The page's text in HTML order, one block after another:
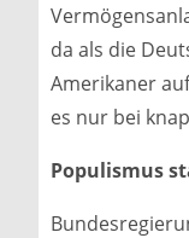
da als die
Amerikaner
es nur bei
Populismus